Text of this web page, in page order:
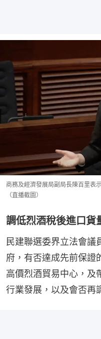
商務及經濟發展局副局長陳百里表
（直播截圖）
調低烈酒稅後進口貨
民建聯選委界立法會議
府，有否達成先前保證
高價烈酒貿易中心，及
行業發展，以及會否再